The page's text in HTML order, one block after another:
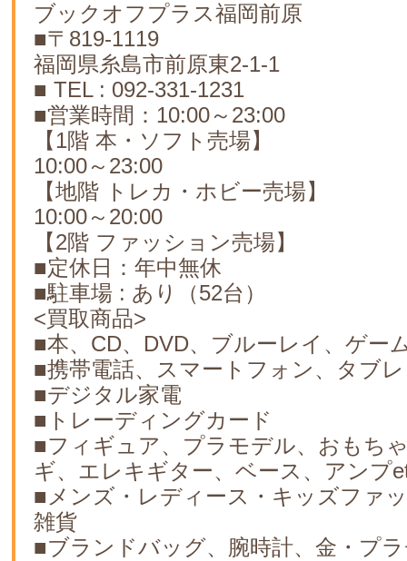
ブックオフプラス福岡前原
■〒819-1119
福岡県糸島市前原東2-1-1
■ TEL : 092-331-1231
■営業時間：10:00～23:00
【1階 本・ソフト売場】
10:00～23:00
【地階 トレカ・ホビー売場】
10:00～20:00
【2階 ファッション売場】
■定休日：年中無休
■駐車場 : あり（52台）
<買取商品>
■本、CD、DVD、ブルーレイ、ゲー
■携帯電話、スマートフォン、タブ
■デジタル家電
■トレーディングカード
■フィギュア、プラモデル、おもち
ギ、エレキギター、ベース、アンプ
■メンズ・レディース・キッズファ
雑貨
■ブランドバッグ、腕時計、金・プ